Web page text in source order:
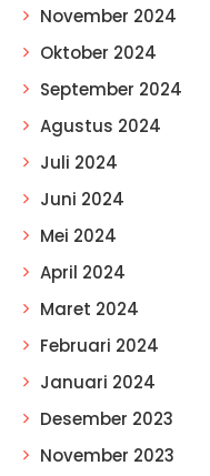
November 2024
Oktober 2024
September 2024
Agustus 2024
Juli 2024
Juni 2024
Mei 2024
April 2024
Maret 2024
Februari 2024
Januari 2024
Desember 2023
November 2023